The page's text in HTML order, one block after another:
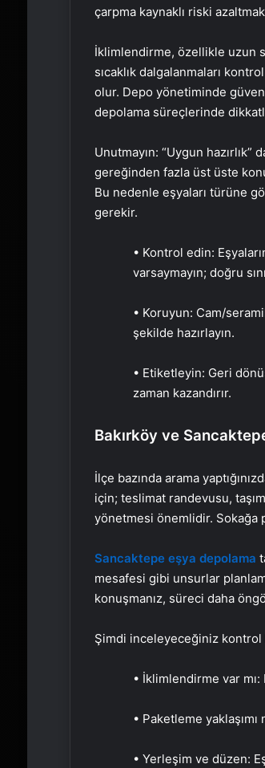
çarpma kaynaklı riski
İklimlendirme, özellikle uzun
sıcaklık dalgalanmaları
olur. Depo yönetiminde
depolama süreçlerinde
Unutmayın: “Uygun hazırlık”
gereğinden fazla üst üste
Bu nedenle eşyaları türüne
gerekir.
• Kontrol edin:
varsaymayın; doğru
• Koruyun: Cam/
şekilde hazırlayın.
• Etiketleyin: Geri
zaman kazandırır.
Bakırköy ve
İlçe bazında arama
için; teslimat randevusu,
yönetmesi önemlidir. Sokağa
Sancaktepe eşya depolama
mesafesi gibi unsurlar
konuşmanız, süreci daha
Şimdi inceleyeceğiniz kontrol
• İklimlendirme var
• Paketleme
• Yerleşim ve düzen: